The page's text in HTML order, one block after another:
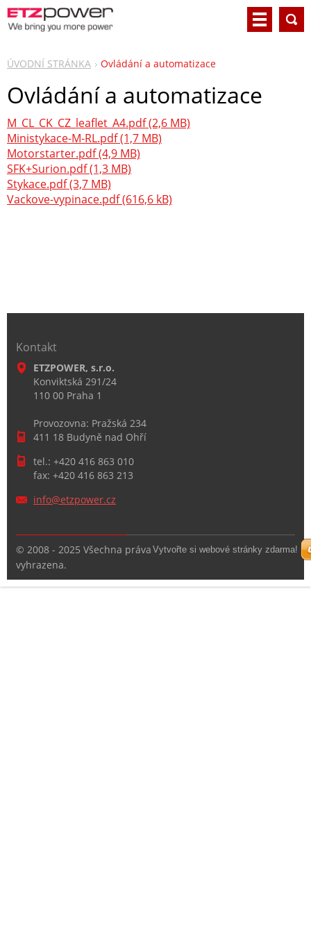
ÚVODNÍ STRÁNKA Ovládání a automatizace
Ovládání a automatizace
M_CL_CK_CZ_leaflet_A4.pdf (2,6 MB)
Ministykace-M-RL.pdf (1,7 MB)
Motorstarter.pdf (4,9 MB)
SFK+Surion.pdf (1,3 MB)
Stykace.pdf (3,7 MB)
Vackove-vypinace.pdf (616,6 kB)
Kontakt
ETZPOWER, s.r.o.
Konviktská 291/24
110 00 Praha 1
Provozovna: Pražská 234
411 18 Budyně nad Ohří
tel.: +420 416 863 010
fax: +420 416 863 213
info@etzpower.cz
© 2008 - 2025 Všechna práva
vyhrazena.
Vytvořte si webové stránky zdarma!